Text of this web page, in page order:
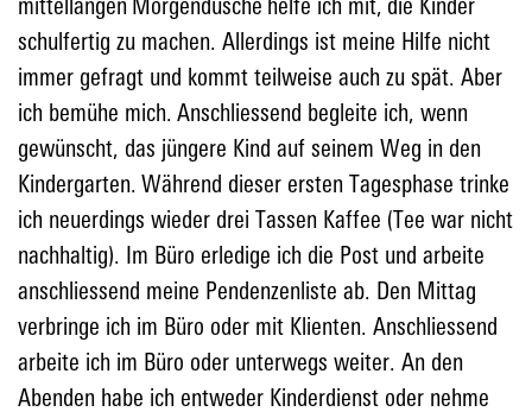
schulfertig zu machen. Allerdings ist meine Hilfe nicht
immer gefragt und kommt teilweise auch zu spät. Aber
ich bemühe mich. Anschliessend begleite ich, wenn
gewünscht, das jüngere Kind auf seinem Weg in den
Kindergarten. Während dieser ersten Tagesphase trinke
ich neuerdings wieder drei Tassen Kaffee (Tee war nicht
nachhaltig). Im Büro erledige ich die Post und arbeite
anschliessend meine Pendenzenliste ab. Den Mittag
verbringe ich im Büro oder mit Klienten. Anschliessend
arbeite ich im Büro oder unterwegs weiter. An den
Abenden habe ich entweder Kinderdienst oder nehme